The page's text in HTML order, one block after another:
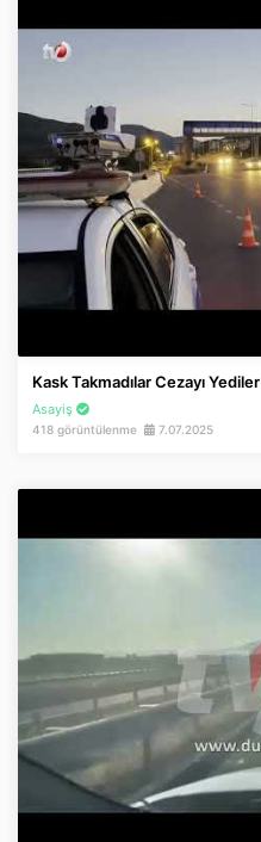
Kask Takmadılar Cezayı Yediler
Asayiş
418 görüntülenme 7.07.2025